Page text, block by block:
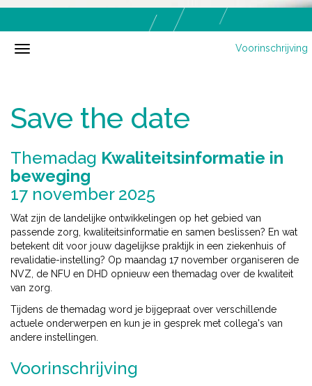
Voorinschrijving
Save the date
Themadag Kwaliteitsinformatie in
beweging
17 november 2025
Wat zijn de landelijke ontwikkelingen op het gebied van
passende zorg, kwaliteitsinformatie en samen beslissen? En wat
betekent dit voor jouw dagelijkse praktijk in een ziekenhuis of
revalidatie-instelling? Op maandag 17 november organiseren de
NVZ, de NFU en DHD opnieuw een themadag over de kwaliteit
van zorg.
Tijdens de themadag word je bijgepraat over verschillende
actuele onderwerpen en kun je in gesprek met collega's van
andere instellingen.
Voorinschrijving